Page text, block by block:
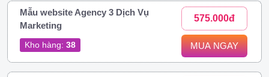
Mẫu website Agency 3 Dịch Vụ
Marketing
Kho hàng: 38
575.000đ
MUA NGAY